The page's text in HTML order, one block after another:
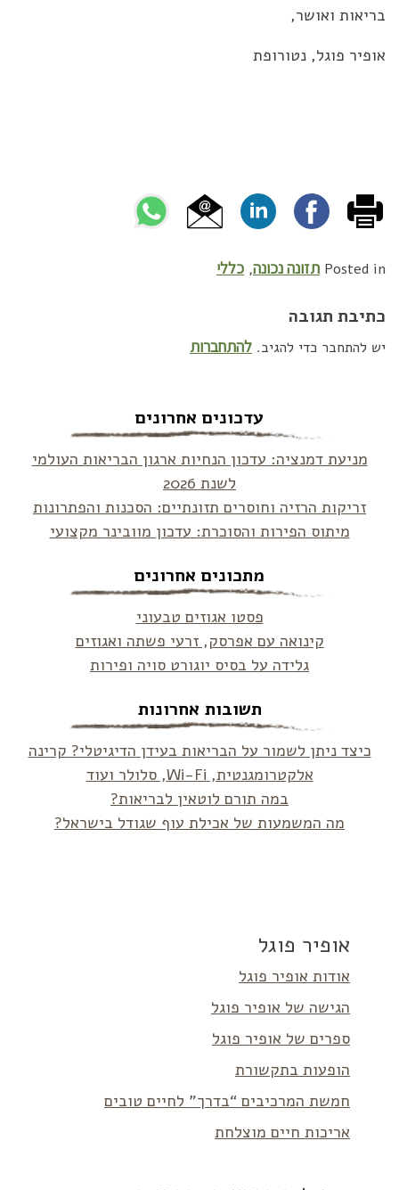
בריאות ואושר,
אופיר פוגל, נטורופת
Posted in תזונה נכונה, כללי
כתיבת תגובה
יש להתחבר כדי להגיב. להתחברות
עדכונים אחרונים
מניעת דמנציה: עדכון הנחיות ארגון הבריאות העולמי
לשנת 2026
זריקות הרזיה וחוסרים תזונתיים: הסכנות והפתרונות
מיתוס הפירות והסוכרת: עדכון מוובינר מקצועי
מתכונים אחרונים
פסטו אגוזים טבעוני
קינואה עם אפרסק, זרעי פשתה ואגוזים
גלידה על בסיס יוגורט סויה ופירות
תשובות אחרונות
כיצד ניתן לשמור על הבריאות בעידן הדיגיטלי? קרינה
אלקטרומגנטית, Wi-Fi, סלולר ועוד
במה תורם לוטאין לבריאות?
מה המשמעות של אכילת עוף שגודל בישראל?
אופיר פוגל
אודות אופיר פוגל
הגישה של אופיר פוגל
ספרים של אופיר פוגל
הופעות בתקשורת
חמשת המרכיבים “בדרך” לחיים טובים
אריכות חיים מוצלחת